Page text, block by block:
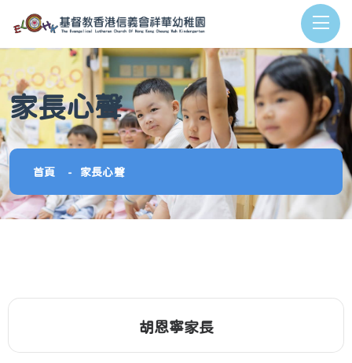
家長心聲
首頁 家長心聲
胡恩寧家長